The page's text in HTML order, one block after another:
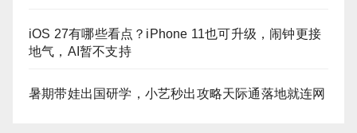
iOS 27有哪些看点？iPhone 11也可升级，闹钟更接
地气，AI暂不支持
暑期带娃出国研学，小艺秒出攻略天际通落地就连网